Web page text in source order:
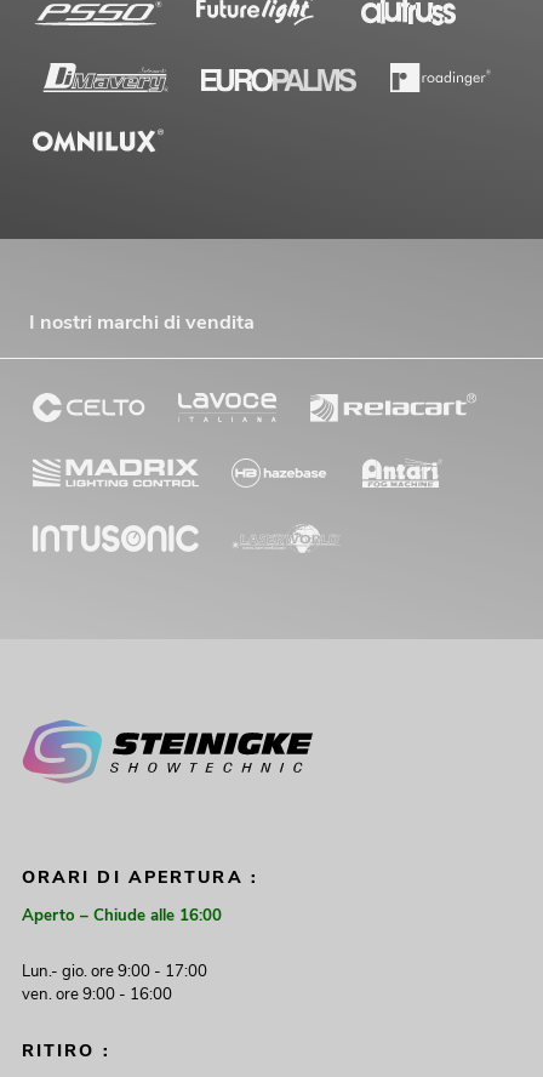
I nostri marchi di vendita
ORARI DI APERTURA :
Aperto – Chiude alle 16:00
Lun.- gio. ore 9:00 - 17:00
ven. ore 9:00 - 16:00
RITIRO :